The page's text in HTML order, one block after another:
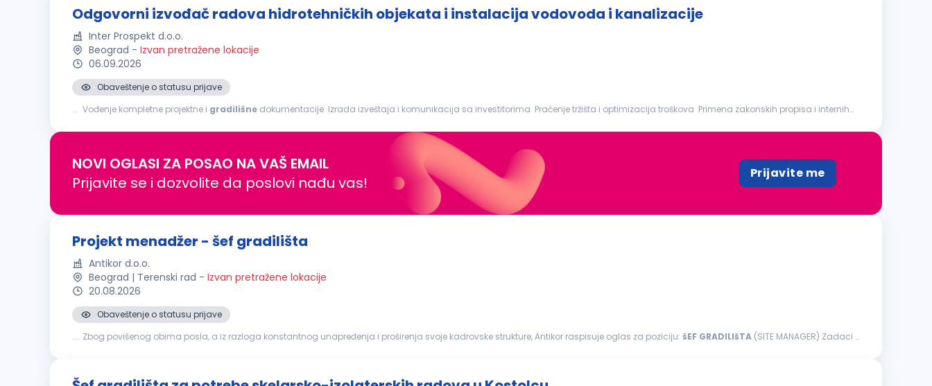
Odgovorni izvođač radova hidrotehničkih objekata i instalacija vodovoda i kanalizacije
Inter Prospekt d.o.o.
Beograd - Izvan pretražene lokacije
06.09.2026
Obaveštenje o statusu prijave
... Vođenje kompletne projektne i gradilišne dokumentacije Izrada izveštaja i komunikacija sa investitorima Praćenje tržišta i optimizacija troškova Primena zakonskih propisa i internih
NOVI OGLASI ZA POSAO NA VAŠ EMAIL
Prijavite se i dozvolite da poslovi nađu vas!
Prijavite me
Projekt menadžer - šef gradilišta
Antikor d.o.o.
Beograd | Terenski rad - Izvan pretražene lokacije
20.08.2026
Obaveštenje o statusu prijave
.... Zbog povišenog obima posla, a iz razloga konstantnog unapređenja i proširenja svoje kadrovske strukture, Antikor raspisuje oglas za poziciju: šEF GRADILIšTA (SITE MANAGER) Zadaci i